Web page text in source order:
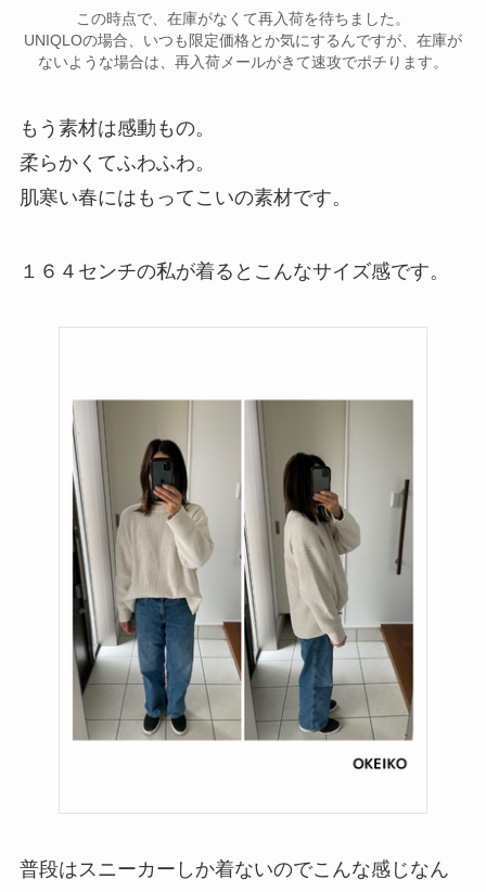
この時点で、在庫がなくて再入荷を待ちました。
UNIQLOの場合、いつも限定価格とか気にするんですが、在庫が
ないような場合は、再入荷メールがきて速攻でポチります。
もう素材は感動もの。
柔らかくてふわふわ。
肌寒い春にはもってこいの素材です。
１６４センチの私が着るとこんなサイズ感です。
普段はスニーカーしか着ないのでこんな感じなん